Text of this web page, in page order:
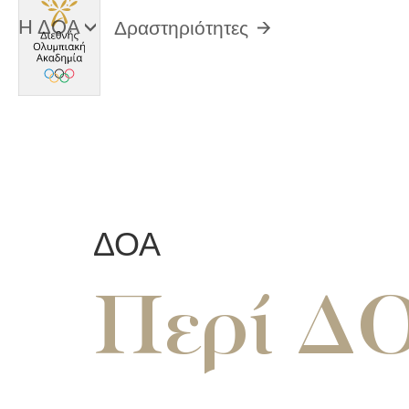
Η ΔΟΑ Δραστηριότητες
ΔΟΑ
Περί